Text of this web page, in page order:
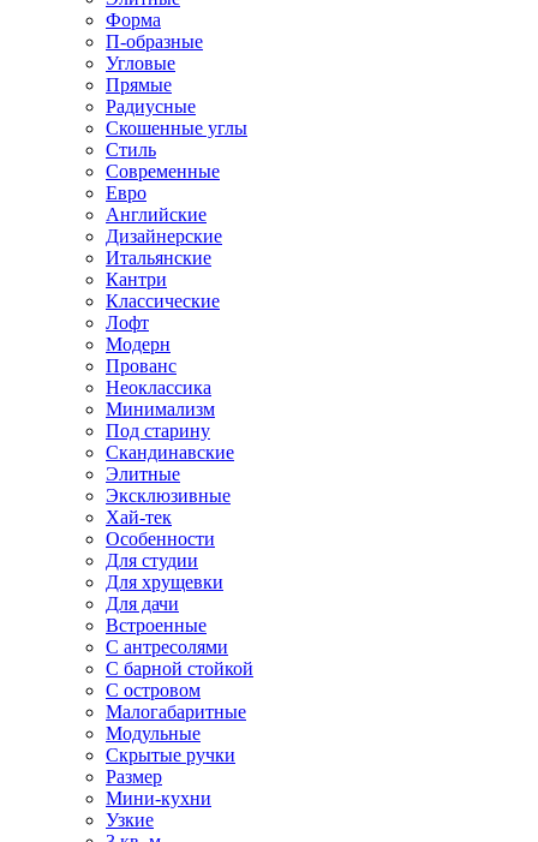
Форма
П-образные
Угловые
Прямые
Радиусные
Скошенные углы
Стиль
Современные
Евро
Английские
Дизайнерские
Итальянские
Кантри
Классические
Лофт
Модерн
Прованс
Неоклассика
Минимализм
Под старину
Скандинавские
Элитные
Эксклюзивные
Хай-тек
Особенности
Для студии
Для хрущевки
Для дачи
Встроенные
С антресолями
С барной стойкой
С островом
Малогабаритные
Модульные
Скрытые ручки
Размер
Мини-кухни
Узкие